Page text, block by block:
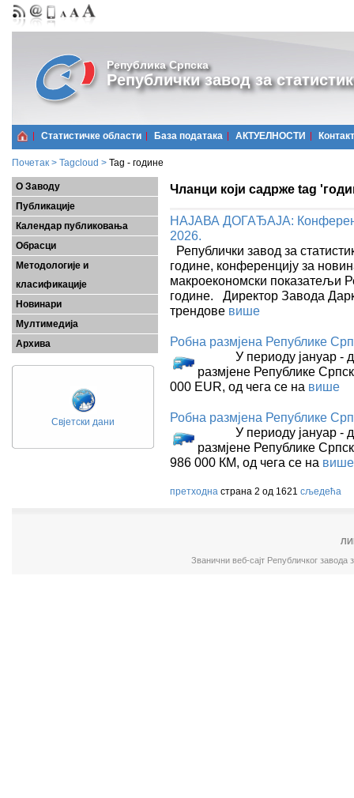
Република Српска
Републички завод за
Статистичке области Базa података АКТУЕЛНОСТИ Контакт
Почетак > Tagcloud > Tag - године
О Заводу
Публикације
Календар публиковања
Обрасци
Методологије и
класификације
Новинари
Мултимедија
Архива
Свјетски дани
Чланци који садрже tag
НАЈАВА ДОГАЂАЈА:
2026.
Републички завод за
године, конференцију за
макроекономски показатељи
године. Директор Завода
трендове више
Робна размјена Републике
У периоду јануар -
размјене Републике
000 ЕUR, од чега се на више
Робна размјена Републике
У периоду јануар -
размјене Републике
986 000 КМ, од чега се на више
претходна страна 2 од 1621 сљедећа
Званични веб-сајт Републичког